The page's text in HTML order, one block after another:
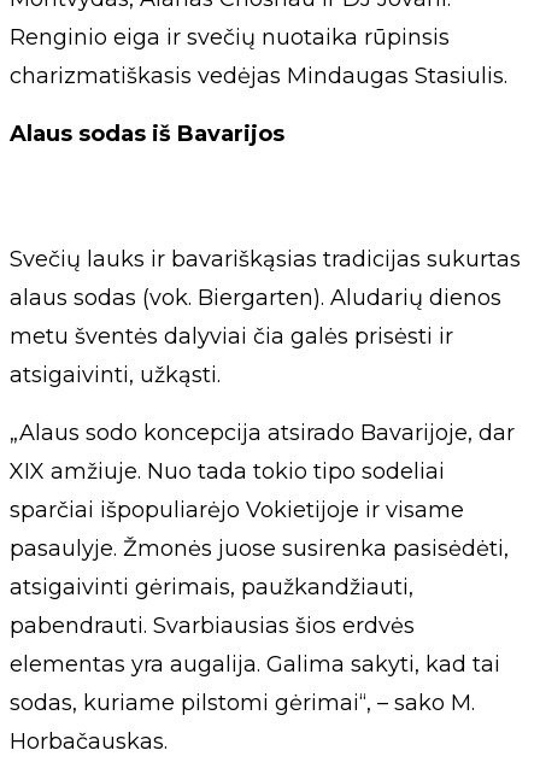
Renginio eiga ir svečių nuotaika rūpinsis
charizmatiškasis vedėjas Mindaugas Stasiulis.
Alaus sodas iš Bavarijos
Svečių lauks ir bavariškąsias tradicijas sukurtas
alaus sodas (vok. Biergarten). Aludarių dienos
metu šventės dalyviai čia galės prisėsti ir
atsigaivinti, užkąsti.
„Alaus sodo koncepcija atsirado Bavarijoje, dar
XIX amžiuje. Nuo tada tokio tipo sodeliai
sparčiai išpopuliarėjo Vokietijoje ir visame
pasaulyje. Žmonės juose susirenka pasisėdėti,
atsigaivinti gėrimais, paužkandžiauti,
pabendrauti. Svarbiausias šios erdvės
elementas yra augalija. Galima sakyti, kad tai
sodas, kuriame pilstomi gėrimai“, – sako M.
Horbačauskas.